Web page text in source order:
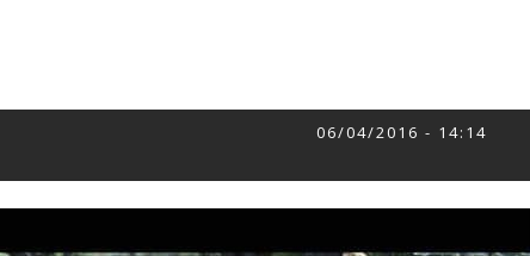
06/04/2016 - 14:14